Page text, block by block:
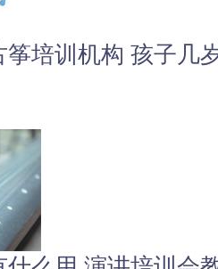
筝培训机构 孩子几